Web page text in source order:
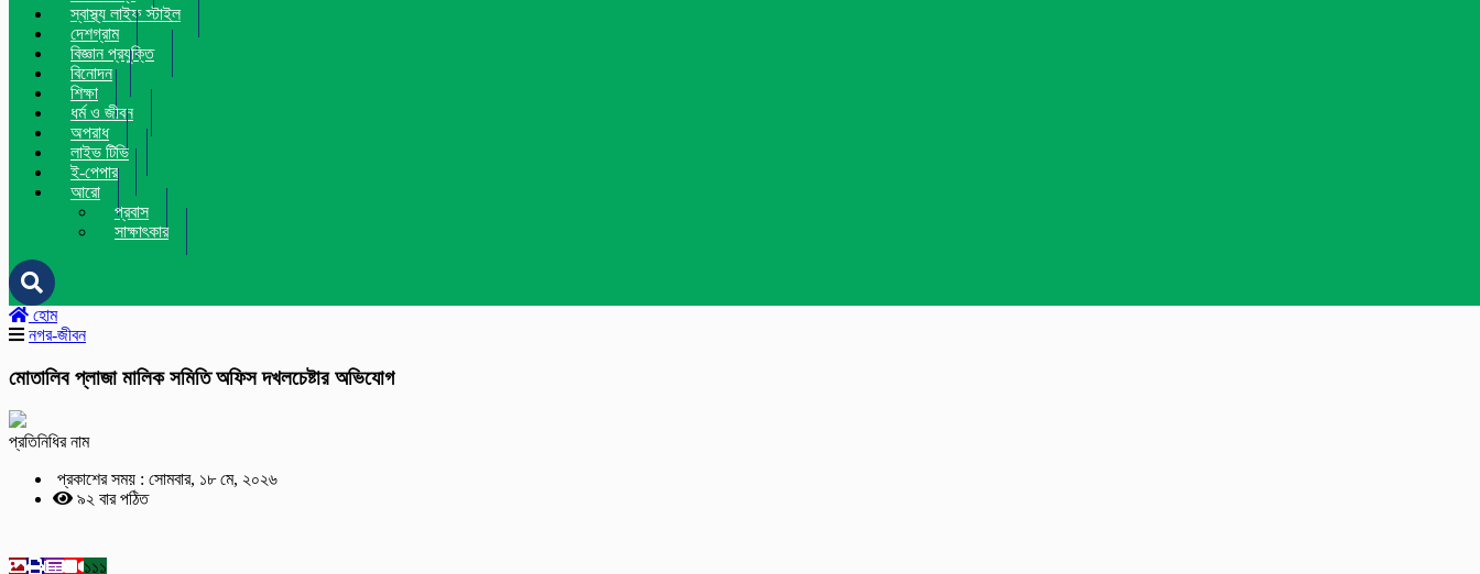
স্বাস্থ্য লাইফ স্টাইল
দেশগ্রাম
বিজ্ঞান প্রযুক্তি
বিনোদন
শিক্ষা
ধর্ম ও জীবন
অপরাধ
লাইভ টিভি
ই-পেপার
আরো
প্রবাস
সাক্ষাৎকার
হোম
নগর-জীবন
মোতালিব প্লাজা মালিক সমিতি অফিস দখলচেষ্টার অভিযোগ
প্রতিনিধির নাম
প্রকাশের সময় : সোমবার, ১৮ মে, ২০২৬
৯২ বার পঠিত
১১১